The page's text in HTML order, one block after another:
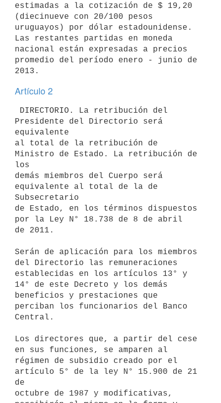
estimadas a la cotización de $ 19,20
(diecinueve con 20/100 pesos
uruguayos) por dólar estadounidense.
Las restantes partidas en moneda
nacional están expresadas a precios
promedio del período enero - junio de
Artículo 2
Presidente del Directorio será
equivalente
al total de la retribución de
Ministro de Estado. La retribución de
los
demás miembros del Cuerpo será
equivalente al total de la de
Subsecretario
de Estado, en los términos dispuestos
por la Ley N° 18.738 de 8 de abril
de 2011.
Serán de aplicación para los miembros
del Directorio las remuneraciones
establecidas en los artículos 13° y
14° de este Decreto y los demás
beneficios y prestaciones que
perciban los funcionarios del Banco
Central.
Los directores que, a partir del cese
en sus funciones, se amparen al
régimen de subsidio creado por el
artículo 5° de la ley N° 15.900 de 21
de
octubre de 1987 y modificativas,